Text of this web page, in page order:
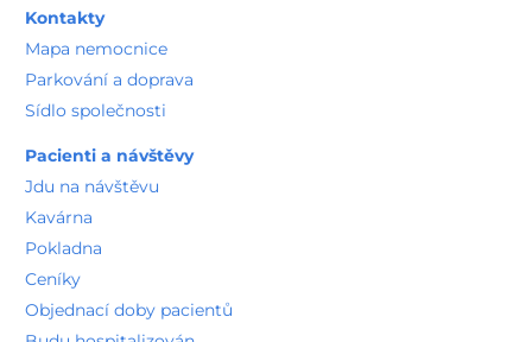
Kontakty
Mapa nemocnice
Parkování a doprava
Sídlo společnosti
Pacienti a návštěvy
Jdu na návštěvu
Kavárna
Pokladna
Ceníky
Objednací doby pacientů